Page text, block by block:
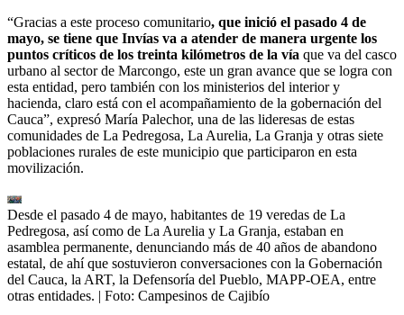
“Gracias a este proceso comunitario, que inició el pasado 4 de
mayo, se tiene que Invías va a atender de manera urgente los
puntos críticos de los treinta kilómetros de la vía que va del casco
urbano al sector de Marcongo, este un gran avance que se logra con
esta entidad, pero también con los ministerios del interior y
hacienda, claro está con el acompañamiento de la gobernación del
Cauca”, expresó María Palechor, una de las lideresas de estas
comunidades de La Pedregosa, La Aurelia, La Granja y otras siete
poblaciones rurales de este municipio que participaron en esta
movilización.
Desde el pasado 4 de mayo, habitantes de 19 veredas de La
Pedregosa, así como de La Aurelia y La Granja, estaban en
asamblea permanente, denunciando más de 40 años de abandono
estatal, de ahí que sostuvieron conversaciones con la Gobernación
del Cauca, la ART, la Defensoría del Pueblo, MAPP-OEA, entre
otras entidades. | Foto: Campesinos de Cajibío